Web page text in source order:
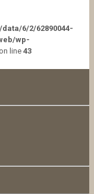
/data/6/2/62890044-
wp-
on line 43